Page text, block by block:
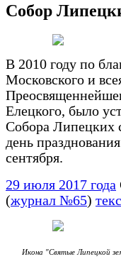
Собор
В 2010 году по
Московского и
Елецкого, было
Собора Липецких
день
сентября.
29 июля 2017 года
(журнал №65)
Икона "Святые Липецкой